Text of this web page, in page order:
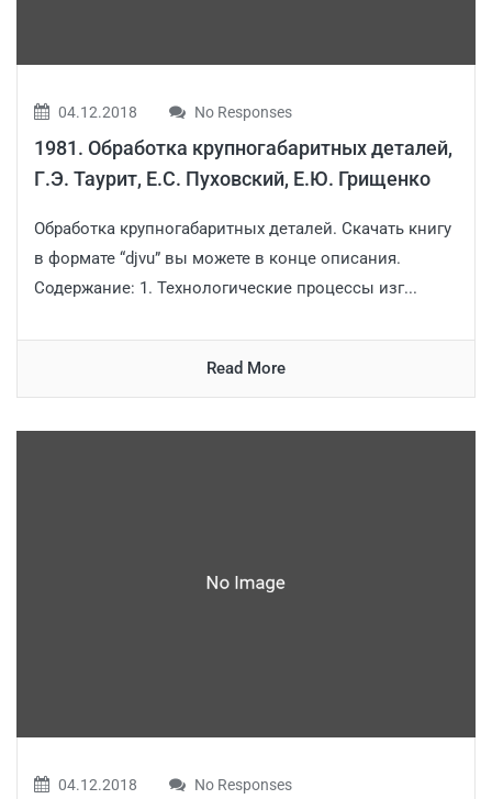
04.12.2018 No Responses
1981. Обработка крупногабаритных деталей,
Г.Э. Таурит, Е.С. Пуховский, Е.Ю. Грищенко
Обработка крупногабаритных деталей. Скачать книгу
в формате “djvu” вы можете в конце описания.
Содержание: 1. Технологические процессы изг...
Read More
04.12.2018 No Responses